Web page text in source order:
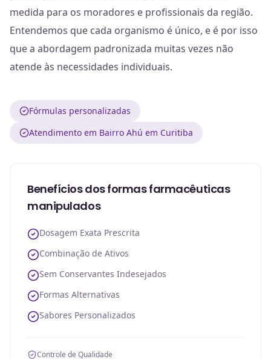
medida para os moradores e profissionais da região.
Entendemos que cada organismo é único, e é por isso
que a abordagem padronizada muitas vezes não
atende às necessidades individuais.
Fórmulas personalizadas
Atendimento em Bairro Ahú em Curitiba
Benefícios dos formas farmacêuticas
manipulados
Dosagem Exata Prescrita
Combinação de Ativos
Sem Conservantes Indesejados
Formas Alternativas
Sabores Personalizados
Controle de Qualidade